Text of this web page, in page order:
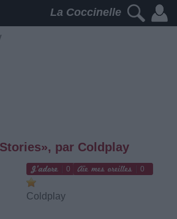
La Coccinelle
par Coldplay
0 0
Coldplay